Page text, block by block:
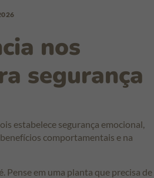
nos
segurança
estabelece segurança emocional,
comportamentais e na
Pense em uma planta que precisa de